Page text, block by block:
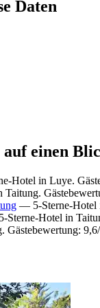
Daten
auf einen
Hotel in Luye.
— 5-Sterne-Hotel
Sterne-Hotel in
Gästebewertung: